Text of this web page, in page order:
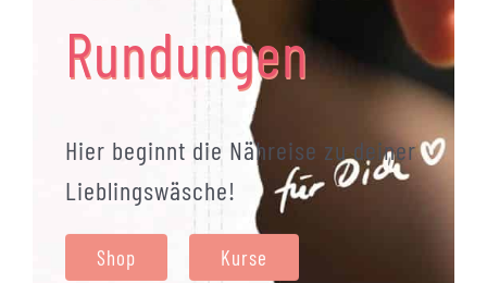
Rundungen
Hier beginnt die Nähreise zu deiner
Lieblingswäsche!
Shop Kurse